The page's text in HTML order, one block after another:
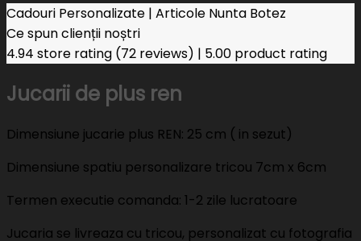
Cadouri Personalizate | Articole Nunta Botez
Ce spun clienții noștri
4.94 store rating (72 reviews) | 5.00 product rating
Jucarii de plus ren
Dimensiune jucarie plus REN: 25 cm ( in sezut)
Dimensiune spatiu personalizare tricou 7cm x 6cm
Termen executie comanda: 1-2 zile lucratoare
Jucaria se livreaza cu tricou, personalizat cu fotografia